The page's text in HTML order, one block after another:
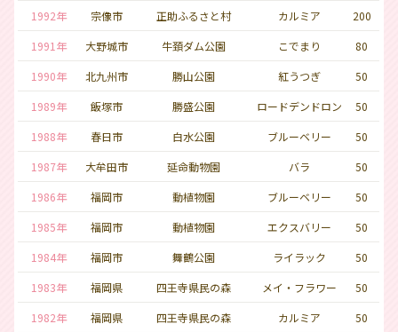
1992年
宗像市 正助ふるさと村 カルミア
200
1991年
大野城市 牛頚ダム公園 こでまり
80
1990年
北九州市 勝山公園 紅うつぎ
50
1989年
飯塚市 勝盛公園 ロードデンドロン
50
1988年
春日市 白水公園 ブルーベリー
50
1987年
大牟田市 延命動物園 バラ
50
1986年
福岡市 動植物園 ブルーベリー
50
1985年
福岡市 動植物園 エクスバリー
50
1984年
福岡市 舞鶴公園 ライラック
50
1983年
福岡県 四王寺県民の森 メイ・フラワー
50
1982年
福岡県 四王寺県民の森 カルミア
50